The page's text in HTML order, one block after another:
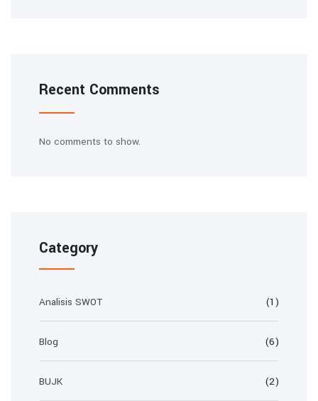
Recent Comments
No comments to show.
Category
Analisis SWOT (1)
Blog (6)
BUJK (2)